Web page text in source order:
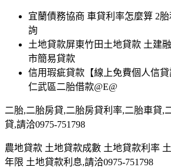
宜蘭債務協商 車貸利率怎麼算 2
詢
土地貸款屏東竹田土地貸款 土建
市簡易貸款
信用瑕疵貸款【線上免費個人信貸
仁武區二胎借款@E@
二胎,二胎房貸,二胎房貸利率,二胎車貸,
貸,請洽0975-751798
農地貸款 土地貸款成數 土地貸款利率
年限 土地貸款利息,請洽0975-751798